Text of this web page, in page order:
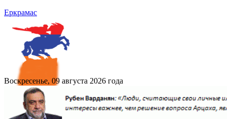
Еркрамас
Воскресенье, 09 августа 2026 года